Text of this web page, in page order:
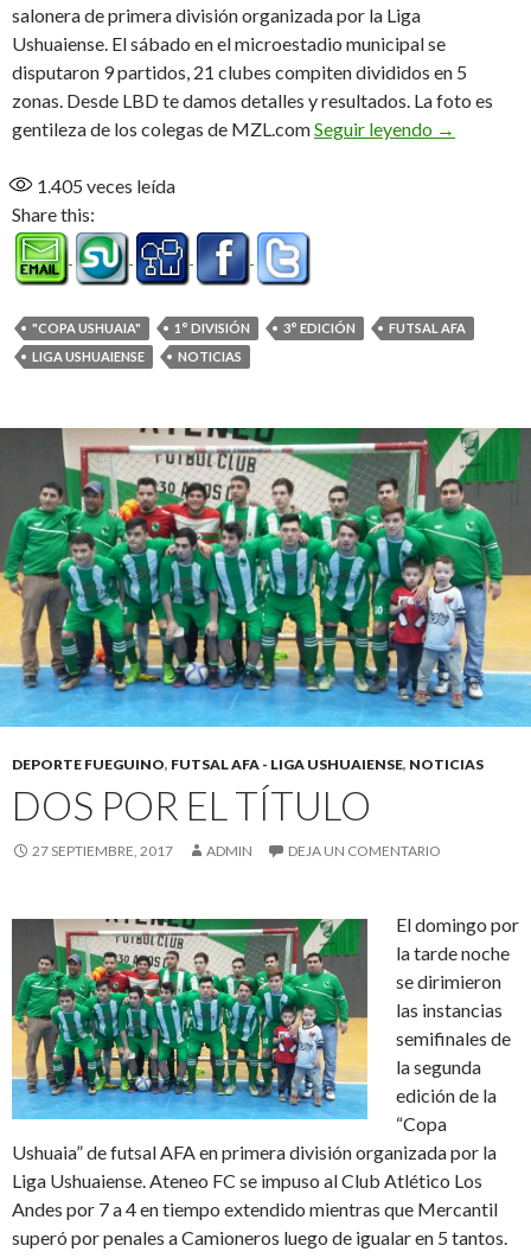
salonera de primera división organizada por la Liga
Ushuaiense. El sábado en el microestadio municipal se
disputaron 9 partidos, 21 clubes compiten divididos en 5
zonas. Desde LBD te damos detalles y resultados. La foto es
gentileza de los colegas de MZL.comSeguir leyendo Arrancó la
→
1.405 veces leída
Share this:
"COPA USHUAIA" 1° DIVISIÓN 3° EDICIÓN
FUTSAL AFA
LIGA USHUAIENSE
NOTICIAS
DEPORTE FUEGUINO, FUTSAL AFA - LIGA USHUAIENSE, NOTICIAS
DOS POR EL TÍTULO
27 SEPTIEMBRE, 2017 ADMIN DEJA UN COMENTARIO
El domingo por
la tarde noche
se dirimieron
las instancias
semifinales de
la segunda
edición de la
“Copa
Ushuaia” de futsal AFA en primera división organizada por la
Liga Ushuaiense. Ateneo FC se impuso al Club Atlético Los
Andes por 7 a 4 en tiempo extendido mientras que Mercantil
superó por penales a Camioneros luego de igualar en 5 tantos.